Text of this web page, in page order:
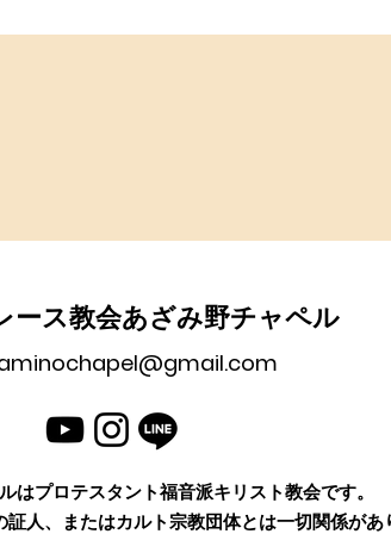
ース教会あざみ野チャペル
はプロテスタント福音派キリスト教会です。
人、またはカルト宗教団体とは一切関係があ